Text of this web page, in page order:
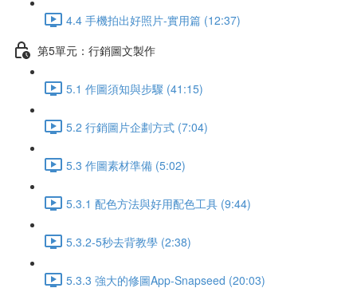
4.4 手機拍出好照片-實用篇 (12:37)
第5單元：行銷圖文製作
5.1 作圖須知與步驟 (41:15)
5.2 行銷圖片企劃方式 (7:04)
5.3 作圖素材準備 (5:02)
5.3.1 配色方法與好用配色工具 (9:44)
5.3.2-5秒去背教學 (2:38)
5.3.3 強大的修圖App-Snapseed (20:03)